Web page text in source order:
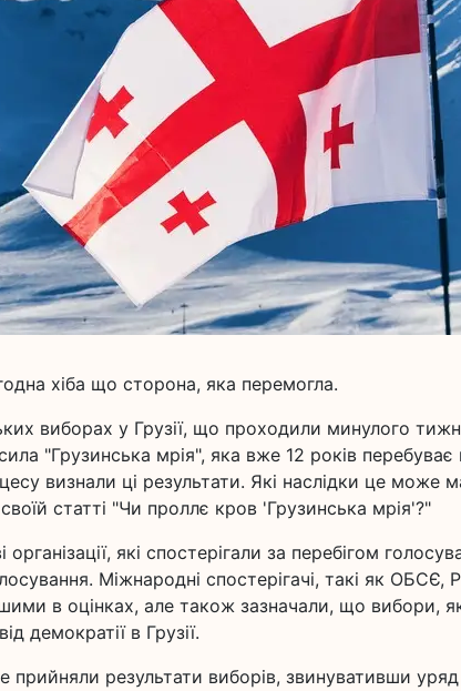
хіба що сторона, яка перемогла.
виборах у Грузії, що проходили минулого
"Грузинська мрія", яка вже 12 років перебуває
визнали ці результати. Які наслідки це може
статті "Чи проллє кров 'Грузинська мрія'?"
організації, які спостерігали за перебігом
Міжнародні спостерігачі, такі як
в оцінках, але також зазначали, що вибори,
демократії в Грузії.
прийняли результати виборів, звинувативши уряд